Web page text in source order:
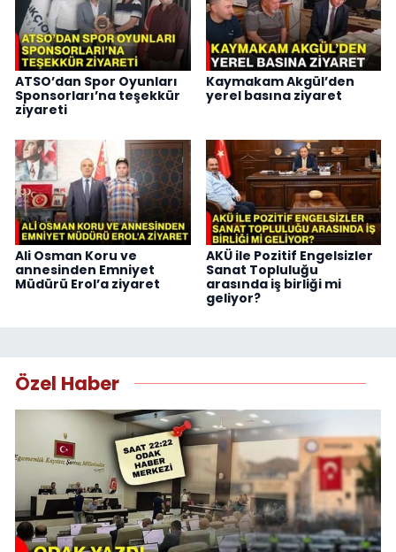
ATSO’dan Spor Oyunları
Sponsorları’na teşekkür
ziyareti
Kaymakam Akgül’den
yerel basına ziyaret
Ali Osman Koru ve
annesinden Emniyet
Müdürü Erol’a ziyaret
AKÜ ile Pozitif Engelsizler
Sanat Topluluğu
arasında iş birliği mi
geliyor?
Özel Haber